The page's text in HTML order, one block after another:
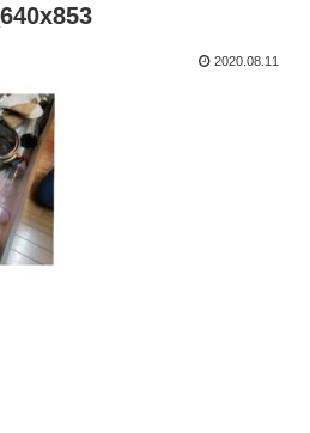
2020.08.11